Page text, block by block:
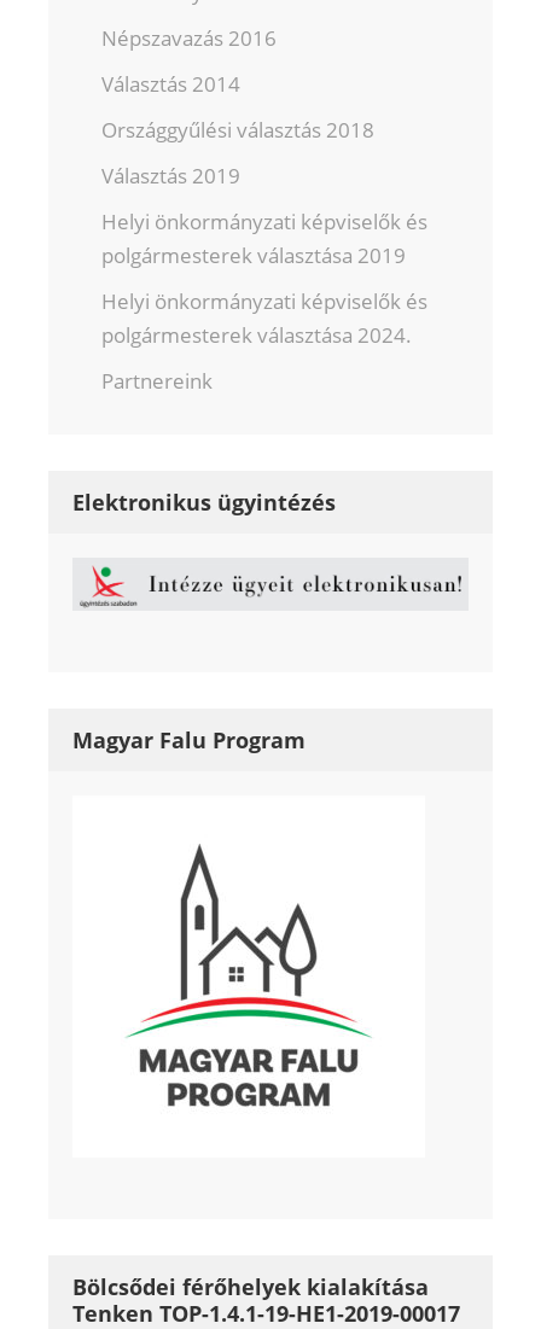
Népszavazás 2016
Választás 2014
Országgyűlési választás 2018
Választás 2019
Helyi önkormányzati képviselők és
polgármesterek választása 2019
Helyi önkormányzati képviselők és
polgármesterek választása 2024.
Partnereink
Elektronikus ügyintézés
Magyar Falu Program
Bölcsődei férőhelyek kialakítása
Tenken TOP-1.4.1-19-HE1-2019-00017